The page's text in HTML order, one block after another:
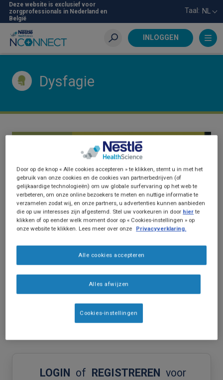
Skip
main
content
Deze website is exclusief voor
zorgprofessionals in Nederland en
België
Taal: NL
INLOGGEN
Zoeken
Dysfagie
Artikel
BOLUS: Hét online magazine voor
klinisch logopedisten.
LOGIN of REGISTREREN voor
Door op de knop « Alle cookies accepteren » te klikken, stemt u in met het
gebruik van onze cookies en de cookies van partnerbedrijven (of
gelijkaardige technologieën) om uw globale surfervaring op het web te
verbeteren, om onze online bezoekers te meten en nuttige informatie te
verzamelen zodat wij, en onze partners, u advertenties kunnen aanbieden
die op uw interesses zijn afgestemd. Stel uw voorkeuren in door hierte
klikken of op eender welk moment door op « Cookies-instellingen » op
onze website te klikken. Lees meer over onze
Privacyverklaring.
Alles afwijzen
Alle cookies accepteren
Cookies-instellingen